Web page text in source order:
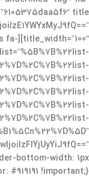
fa-
bottom-width: 1px